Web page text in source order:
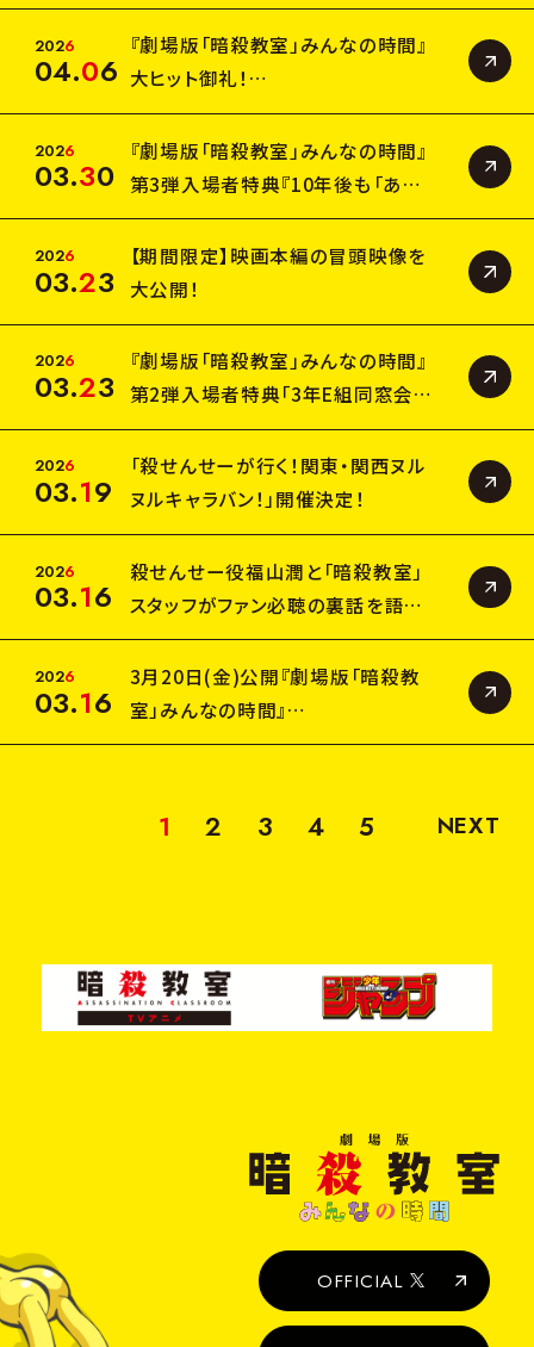
OFFICIAL
OFFICIAL
3年E組と一緒に写真を撮ろう！スク
リーンで記念撮影タイム実施決定！
2026
04.06
『劇場版「暗殺教室」みんなの時間』
大ヒット御礼！
最後の入場者特典「“みんな”に幸
あれ！A6両面イラストカード」4月10
日(金)より配布決定！
2026
03.30
『劇場版「暗殺教室」みんなの時間』
第3弾入場者特典『10年後も「あり
がとうの時間」デジタルイラストカー
ド』4月3日(金)より配布決定！
2026
03.23
【期間限定】映画本編の冒頭映像を
大公開！
2026
03.23
『劇場版「暗殺教室」みんなの時間』
第2弾入場者特典「3年E組同窓会イ
ラスト～10年後Ver～台座付きクリ
アカード」3月27日(金)より配布決
定！
2026
03.19
「殺せんせーが行く！関東・関西ヌル
ヌルキャラバン！」開催決定！
2026
03.16
殺せんせー役福山潤と「暗殺教室」
スタッフがファン必聴の裏話を語
る⁉
『劇場版「暗殺教室」みんなの時間』
公開記念舞台挨拶～裏話の時間～
開催決定！
2026
03.16
3月20日(金)公開『劇場版「暗殺教
室」みんなの時間』
3年E組うた担（渚＆茅野＆業＆磯貝
到着！
1 2 3 4 5 NEXT
場
版
室
み
OFFICIAL